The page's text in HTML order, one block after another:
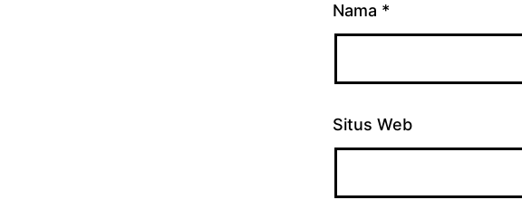
Nama *
Situs Web